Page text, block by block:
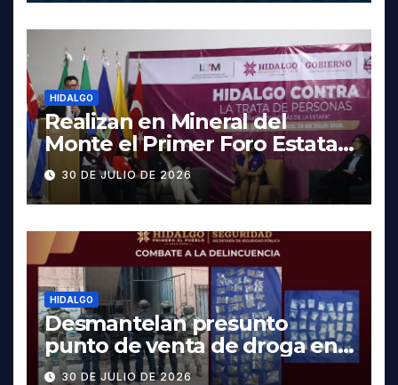
HIDALGO
Realizan en Mineral del
Monte el Primer Foro Estatal
contra la Trata de Personas
30 DE JULIO DE 2026
HIDALGO
Desmantelan presunto
punto de venta de droga en
Pachuca; hay dos detenidos
30 DE JULIO DE 2026